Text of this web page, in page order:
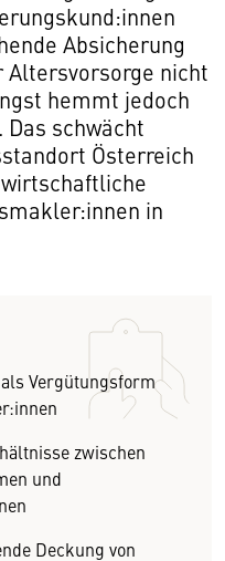
Absicherung
Altersvorsorge nicht
hemmt jedoch
schwächt
Österreich
in
Vergütungsform
zwischen
und
Deckung von